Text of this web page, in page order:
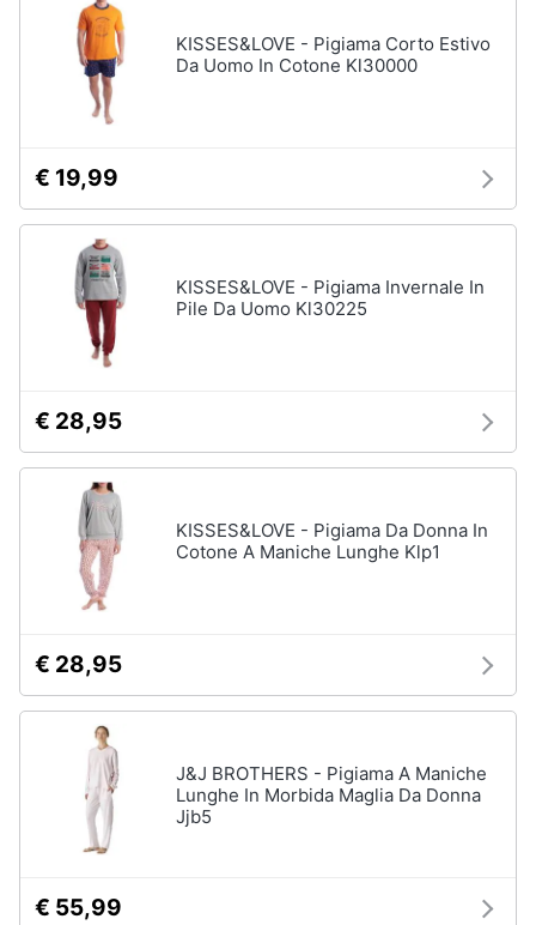
KISSES&LOVE - Pigiama Corto Estivo
Da Uomo In Cotone Kl30000
€ 19,99
KISSES&LOVE - Pigiama Invernale In
Pile Da Uomo Kl30225
€ 28,95
KISSES&LOVE - Pigiama Da Donna In
Cotone A Maniche Lunghe Klp1
€ 28,95
J&J BROTHERS - Pigiama A Maniche
Lunghe In Morbida Maglia Da Donna
Jjb5
€ 55,99